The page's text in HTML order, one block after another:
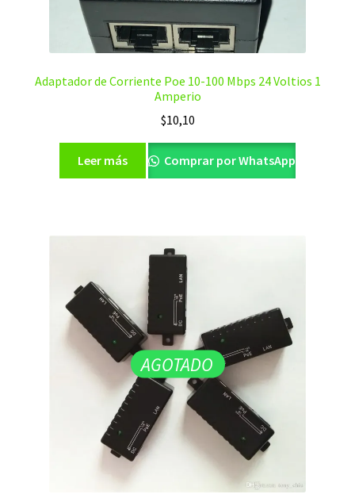
Adaptador de Corriente Poe 10-100 Mbps 24 Voltios 1
Amperio
$10,10
Leer más Comprar por WhatsApp
AGOTADO